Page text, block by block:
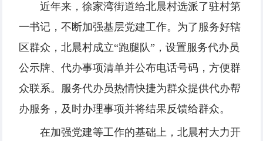
近年来，徐家湾街道给北晨村选派了驻村第
一书记，不断加强基层党建工作。为了服务好辖
区群众，北晨村成立“跑腿队”，设置服务代办员
公示牌、代办事项清单并公布电话号码，方便群
众联系。服务代办员热情快捷为群众提供代办帮
办服务，及时办理事项并将结果反馈给群众。
在加强党建等工作的基础上，北晨村大力开